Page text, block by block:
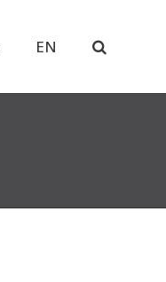
EN